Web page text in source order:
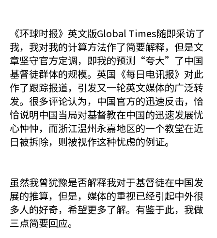
《环球时报》英文版Global Times随即采访了
我，我对我的计算方法作了简要解释，但是文
章坚守官方定调，即我的预测“夸大”了中国
基督徒群体的规模。英国《每日电讯报》对此
作了跟踪报道，引发又一轮英文媒体的广泛转
发。很多评论认为，中国官方的迅速反击，恰
恰说明中国当局对基督教在中国的迅速发展忧
心忡忡，而浙江温州永嘉地区的一个教堂在近
日被拆除，则被视作这种忧虑的例证。
虽然我曾犹豫是否解释我对于基督徒在中国发
展的推算，但是，媒体的重视已经引起中外很
多人的好奇，希望更多了解。有鉴于此，我做
三点简要回应。